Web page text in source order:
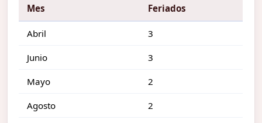
Mes Feriados
Abril 3
Junio 3
Mayo 2
Agosto 2